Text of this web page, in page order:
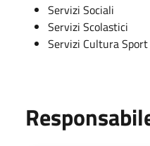
Servizi Sociali
Servizi Scolastici
Servizi Cultura